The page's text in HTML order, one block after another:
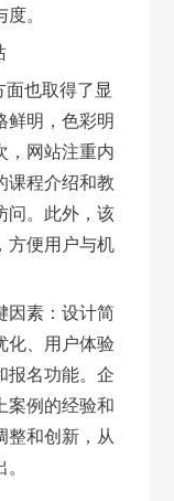
。
也取得了显
鲜明，色彩明
，网站注重内
课程介绍和教
问。此外，该
方便用户与机
因素：设计简
化、用户体验
报名功能。企
案例的经验和
整和创新，从